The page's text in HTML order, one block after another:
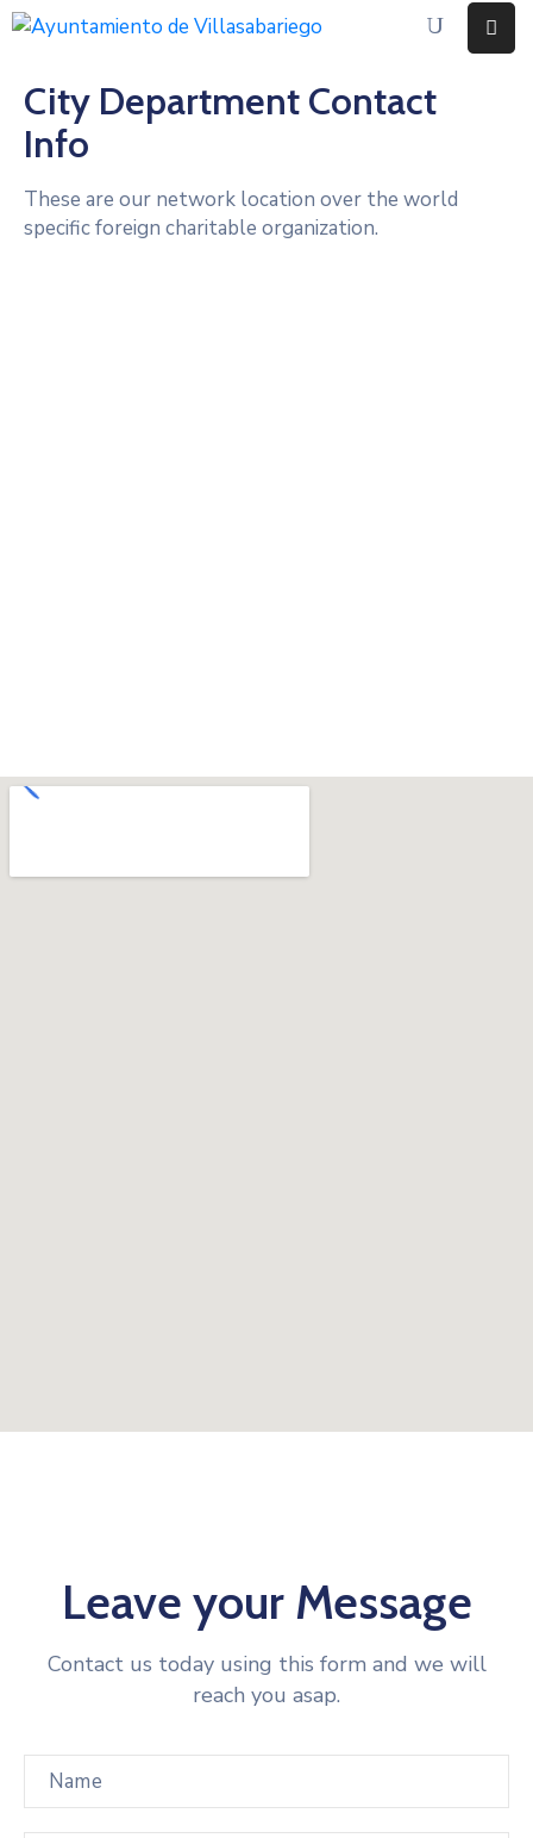
Inicio
Ayuntamiento
Eventos
City Department Contact
Info
These are our network location over the world
specific foreign charitable organization.
Leave your Message
Contact us today using this form and we will
reach you asap.